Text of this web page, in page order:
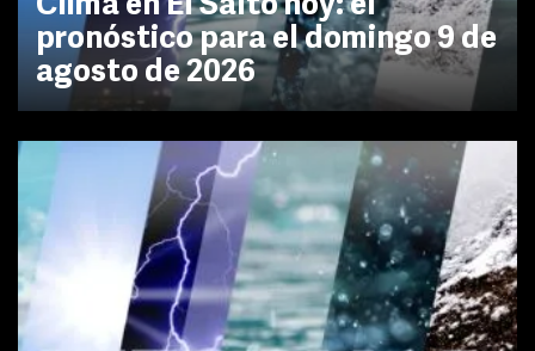
Clima en El Salto hoy: el
pronóstico para el domingo 9 de
agosto de 2026